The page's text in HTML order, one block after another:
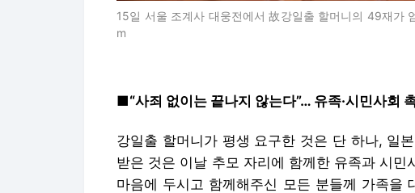
15일 서울 조계사 대웅전에서 故강일출 할머니의 49재
m
■“사죄 없이는 끝나지 않는다”… 유족·시민사회
강일출 할머니가 평생 요구한 것은 단 하나, 일
받은 것은 이날 추모 자리에 함께한 유족과 시민
마음에 두시고 함께해주신 모든 분들께 가족을